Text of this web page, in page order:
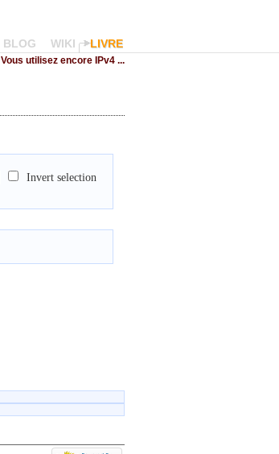
BLOG WIKI LIVRE
Vous utilisez encore IPv4 ...
Invert selection